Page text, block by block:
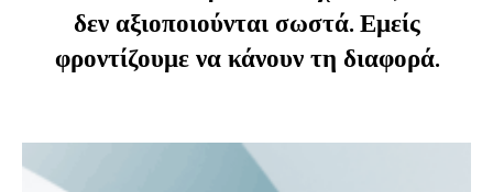
δεν αξιοποιούνται σωστά. Εμείς
φροντίζουμε να κάνουν τη διαφορά.